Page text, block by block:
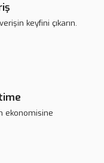
keyfini çıkarın.
ekonomisine